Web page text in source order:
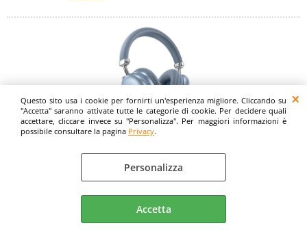
Questo sito usa i cookie per fornirti un'esperienza migliore. Cliccando su
"Accetta" saranno attivate tutte le categorie di cookie. Per decidere quali
accettare, cliccare invece su "Personalizza". Per maggiori informazioni è
possibile consultare la pagina Privacy.
Personalizza
Accetta
Cuffie bluetooth senza fili HOCO W35 Max sky blue
Cuffie Bluetooth portatili — HOCO W35 Max. Offrono un